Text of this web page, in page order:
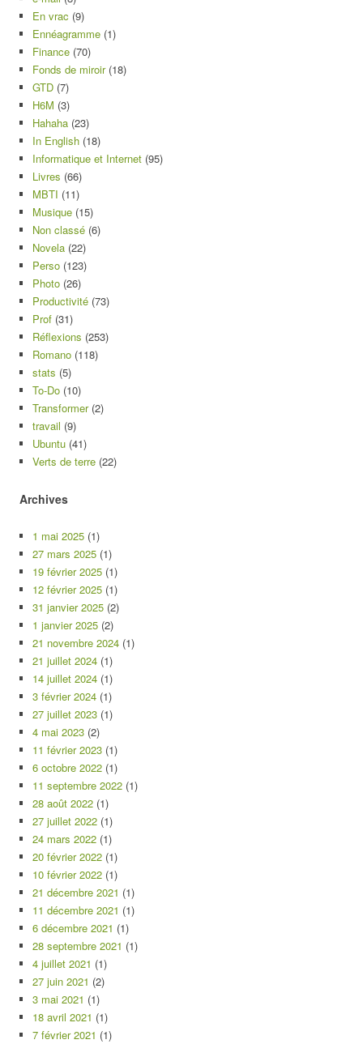
En vrac (9)
Ennéagramme (1)
Finance (70)
Fonds de miroir(18)
GTD (7)
H6M (3)
Hahaha (23)
In English (18)
Informatique et Internet (95)
Livres (66)
MBTI (11)
Musique (15)
Non classé (6)
Novela (22)
Perso (123)
Photo (26)
Productivité (73)
Prof (31)
Réflexions (253)
Romano (118)
stats (5)
To-Do (10)
Transformer(2)
travail (9)
Ubuntu (41)
Verts de terre (22)
Archives
1 mai 2025 (1)
27 mars 2025 (1)
19 février 2025 (1)
12 février 2025 (1)
31 janvier 2025 (2)
1 janvier 2025 (2)
21 novembre 2024 (1)
21 juillet 2024 (1)
14 juillet 2024 (1)
3 février 2024 (1)
27 juillet 2023 (1)
4 mai 2023 (2)
11 février 2023 (1)
6 octobre 2022 (1)
11 septembre 2022 (1)
28 août 2022 (1)
27 juillet 2022 (1)
24 mars 2022 (1)
20 février 2022 (1)
10 février 2022 (1)
21 décembre 2021 (1)
11 décembre 2021 (1)
6 décembre 2021 (1)
28 septembre 2021 (1)
4 juillet 2021 (1)
27 juin 2021 (2)
3 mai 2021 (1)
18 avril 2021 (1)
7 février 2021 (1)